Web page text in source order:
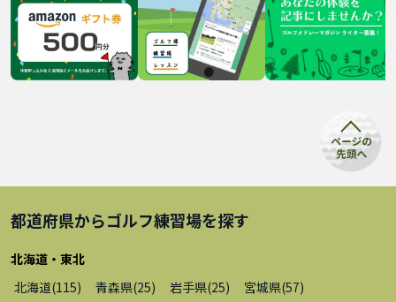
都道府県からゴルフ練習場を探す
北海道・東北
北海道(115) 青森県(25) 岩手県(25) 宮城県(57)